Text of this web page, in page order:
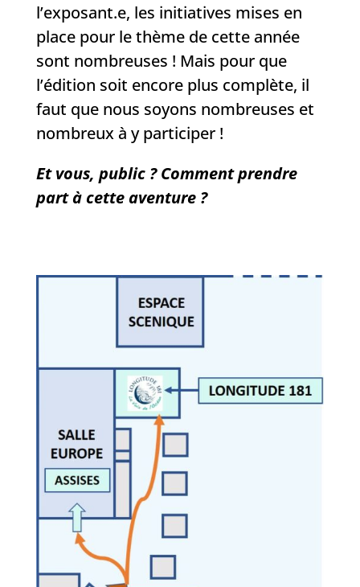
l’exposant.e, les initiatives mises en
place pour le thème de cette année
sont nombreuses ! Mais pour que
l’édition soit encore plus complète, il
faut que nous soyons nombreuses et
nombreux à y participer !
Et vous, public ? Comment prendre
part à cette aventure ?